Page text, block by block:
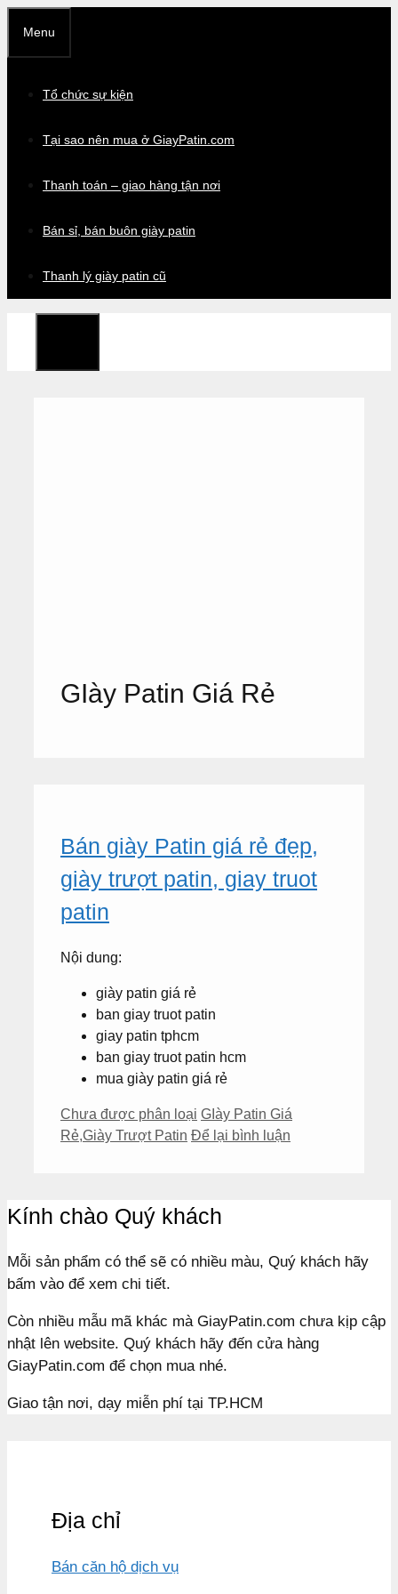
đến
nội
Menu
Tổ chức sự kiện
Tại sao nên mua ở GiayPatin.com
Thanh toán – giao hàng tận nơi
Bán sỉ, bán buôn giày patin
Thanh lý giày patin cũ
GIày Patin Giá Rẻ
Bán giày Patin giá rẻ đẹp,
giày trượt patin, giay truot
patin
Nội dung:
giày patin giá rẻ
ban giay truot patin
giay patin tphcm
ban giay truot patin hcm
mua giày patin giá rẻ
Danh
mục
Chưa được phân loại Thẻ
GIày Patin Giá
Rẻ,Giày Trượt Patin Để lại bình luận
Kính chào Quý khách
Mỗi sản phẩm có thể sẽ có nhiều màu, Quý khách hãy
bấm vào để xem chi tiết.
Còn nhiều mẫu mã khác mà GiayPatin.com chưa kịp cập
nhật lên website. Quý khách hãy đến cửa hàng
GiayPatin.com để chọn mua nhé.
Giao tận nơi, dạy miễn phí tại TP.HCM
Địa chỉ
Bán căn hộ dịch vụ